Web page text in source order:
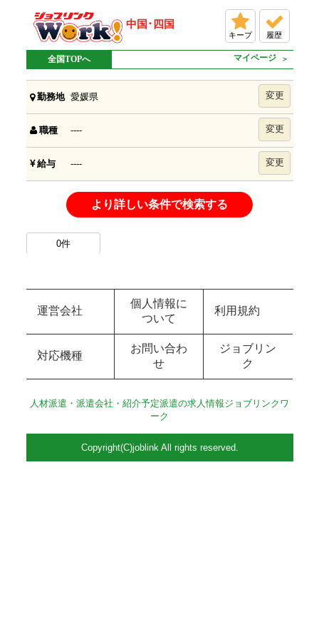
中国･四国
キープ 履歴
全国TOPへ マイページ
勤務地 愛媛県 変更
職種 ---- 変更
給与 ---- 変更
より詳しい条件で検索する
0件
運営会社
個人情報に
ついて
利用規約
対応機種
お問い合わ
せ
ジョブリン
ク
人材派遣・派遣会社・紹介予定派遣の求人情報ジョブリンクワ
ーク
Copyright(C)joblink All rights reserved.